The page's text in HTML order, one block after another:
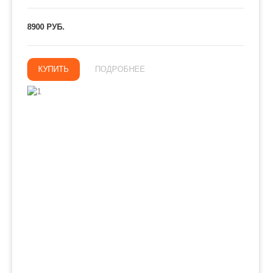
8900 РУБ.
КУПИТЬ ПОДРОБНЕЕ